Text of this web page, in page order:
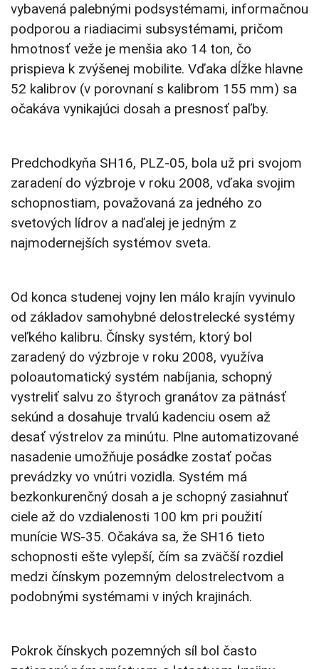
vybavená palebnými podsystémami, informačnou
podporou a riadiacimi subsystémami, pričom
hmotnosť veže je menšia ako 14 ton, čo
prispieva k zvýšenej mobilite. Vďaka dĺžke hlavne
52 kalibrov (v porovnaní s kalibrom 155 mm) sa
očakáva vynikajúci dosah a presnosť paľby.
Predchodkyňa SH16, PLZ-05, bola už pri svojom
zaradení do výzbroje v roku 2008, vďaka svojim
schopnostiam, považovaná za jedného zo
svetových lídrov a naďalej je jedným z
najmodernejších systémov sveta.
Od konca studenej vojny len málo krajín vyvinulo
od základov samohybné delostrelecké systémy
veľkého kalibru. Čínsky systém, ktorý bol
zaradený do výzbroje v roku 2008, využíva
poloautomatický systém nabíjania, schopný
vystreliť salvu zo štyroch granátov za pätnásť
sekúnd a dosahuje trvalú kadenciu osem až
desať výstrelov za minútu. Plne automatizované
nasadenie umožňuje posádke zostať počas
prevádzky vo vnútri vozidla. Systém má
bezkonkurenčný dosah a je schopný zasiahnuť
ciele až do vzdialenosti 100 km pri použití
munície WS-35. Očakáva sa, že SH16 tieto
schopnosti ešte vylepší, čím sa zväčší rozdiel
medzi čínskym pozemným delostrelectvom a
podobnými systémami v iných krajinách.
Pokrok čínskych pozemných síl bol často